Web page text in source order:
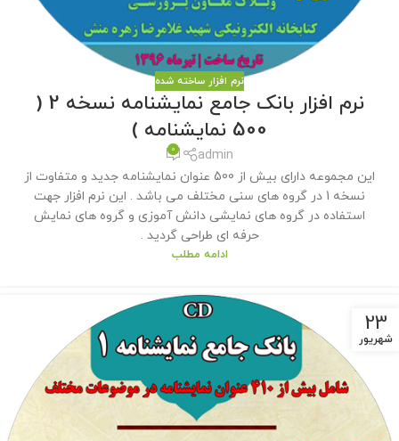
نرم افزار ساخته شده
نرم افزار بانک جامع نمایشنامه نسخه 2 (
500 نمایشنامه )
admin
0
این مجموعه دارای بیش از 500 عنوان نمایشنامه جدید و متفاوت از
نسخه 1 در گروه های سنی مختلف می باشد . این نرم افزار جهت
استفاده در گروه های نمایشی دانش آموزی و گروه های نمایش
حرفه ای طراحی گردید .
ادامه مطلب
23
شهریور